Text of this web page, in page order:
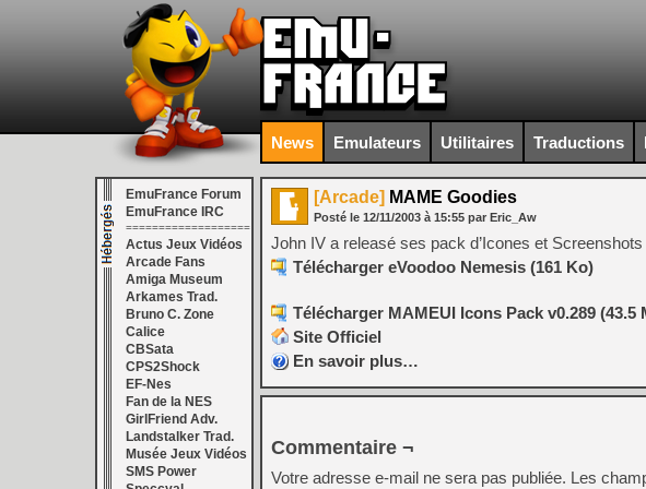
News Emulateurs Utilitaires Traductions
EmuFrance Forum
EmuFrance IRC
===================
Actus Jeux Vidéos
Arcade Fans
Amiga Museum
Arkames Trad.
Bruno C. Zone
Calice
CBSata
CPS2Shock
EF-Nes
Fan de la NES
GirlFriend Adv.
Landstalker Trad.
Musée Jeux Vidéos
SMS Power
[Arcade] MAME Goodies
Posté le 12/11/2003 à 15:55 par Eric_Aw
John IV a releasé ses pack d’Icones et
Télécharger eVoodoo Nemesis (161 Ko)
Télécharger MAMEUI Icons Pack v0.289 (43.5
Site Officiel
En savoir plus…
Commentaire ¬
Votre adresse e-mail ne sera pas publiée. Les